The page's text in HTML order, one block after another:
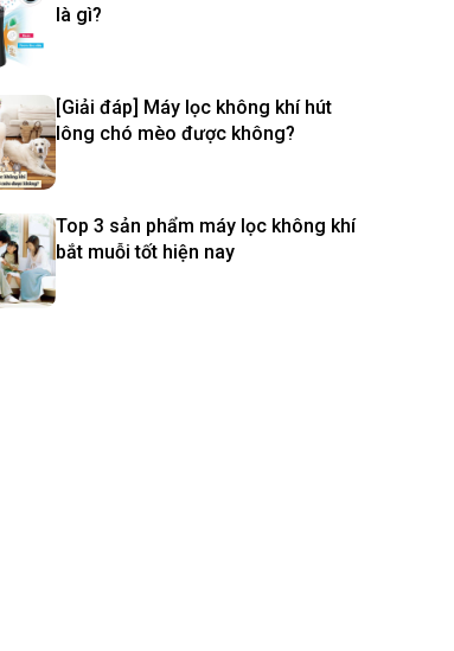
là gì?
[Giải đáp] Máy lọc không khí hút
lông chó mèo được không?
Top 3 sản phẩm máy lọc không khí
bắt muỗi tốt hiện nay